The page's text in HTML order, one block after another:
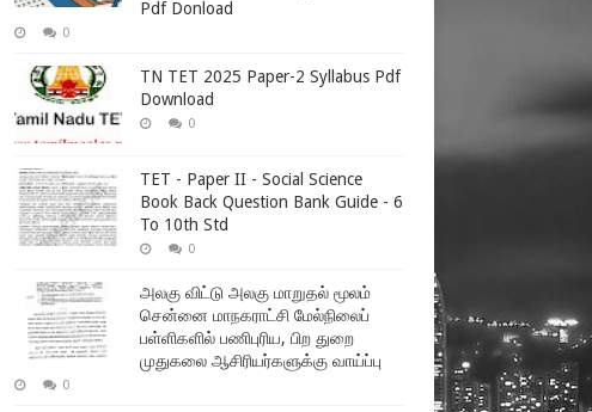
Pdf Donload
0
TN TET 2025 Paper-2 Syllabus Pdf
Download
0
TET - Paper II - Social Science
Book Back Question Bank Guide - 6
To 10th Std
0
அலகு விட்டு அலகு மாறுதல் மூலம்
சென்னை மாநகராட்சி மேல்நிலைப்
பள்ளிகளில் பணிபுரிய, பிற துறை
முதுகலை ஆசிரியர்களுக்கு வாய்ப்பு
0